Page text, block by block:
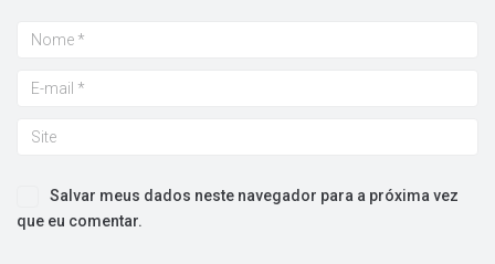
Salvar meus dados neste navegador para a próxima vez
que eu comentar.